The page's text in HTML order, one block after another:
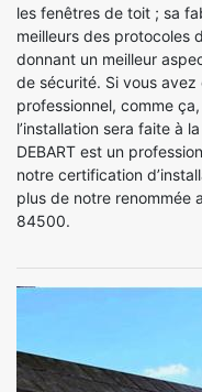
les fenêtres de toit ; sa
meilleurs des protocoles
donnant un meilleur
de sécurité. Si vous
professionnel, comme
l’installation sera faite à
DEBART est un
notre certification
plus de notre renommée
84500.